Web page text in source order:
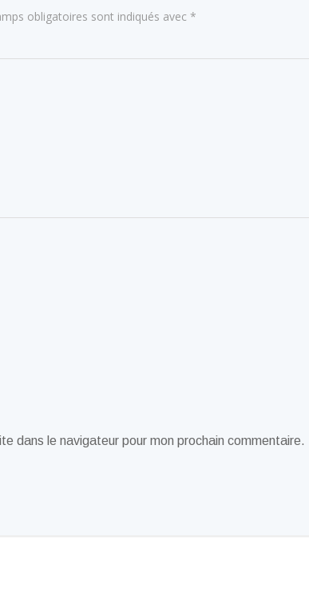
obligatoires sont indiqués avec *
dans le navigateur pour mon prochain commentaire.